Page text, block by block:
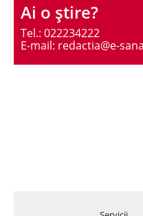
Ai o ştire?
Tel.: 022234222
E-mail: redactia@e-